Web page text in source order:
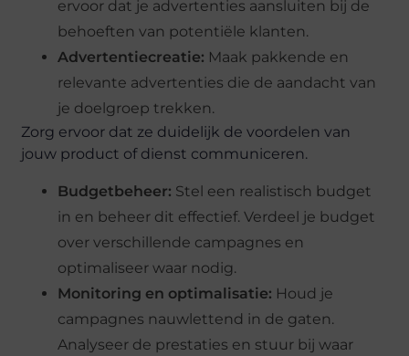
ervoor dat je advertenties aansluiten bij de
behoeften van potentiële klanten.
Advertentiecreatie: Maak pakkende en
relevante advertenties die de aandacht van
je doelgroep trekken.
Zorg ervoor dat ze duidelijk de voordelen van
jouw product of dienst communiceren.
Budgetbeheer: Stel een realistisch budget
in en beheer dit effectief. Verdeel je budget
over verschillende campagnes en
optimaliseer waar nodig.
Monitoring en optimalisatie: Houd je
campagnes nauwlettend in de gaten.
Analyseer de prestaties en stuur bij waar